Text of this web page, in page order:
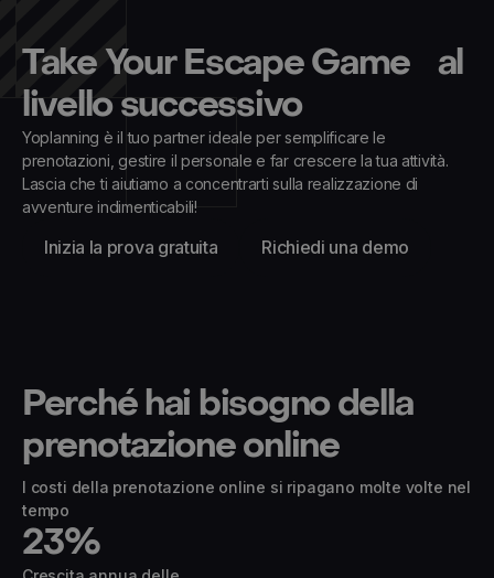
Take Your Escape Game al
livello successivo
Yoplanning è il tuo partner ideale per semplificare le
prenotazioni, gestire il personale e far crescere la tua attività.
Lascia che ti aiutiamo a concentrarti sulla realizzazione di
avventure indimenticabili!
Inizia la prova gratuita Richiedi una demo
Perché hai bisogno della
prenotazione online
I costi della prenotazione online si ripagano molte volte nel
tempo
23%